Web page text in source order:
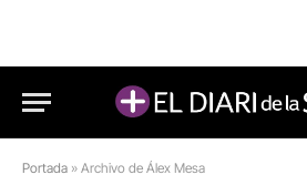
Portada » Archivo de Álex Mesa